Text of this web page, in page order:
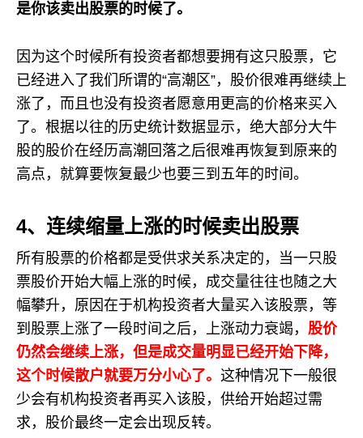
是你该卖出股票的时候了。
因为这个时候所有投资者都想要拥有这只股票，它
已经进入了我们所谓的“高潮区”，股价很难再继续上
涨了，而且也没有投资者愿意用更高的价格来买入
了。根据以往的历史统计数据显示，绝大部分大牛
股的股价在经历高潮回落之后很难再恢复到原来的
高点，就算要恢复最少也要三到五年的时间。
4、连续缩量上涨的时候卖出股票
所有股票的价格都是受供求关系决定的，当一只股
票股价开始大幅上涨的时候，成交量往往也随之大
幅攀升，原因在于机构投资者大量买入该股票，等
到股票上涨了一段时间之后，上涨动力衰竭， 股价
仍然会继续上涨，但是成交量明显已经开始下降，
这个时候散户就要万分小心了。 这种情况下一般很
少会有机构投资者再买入该股，供给开始超过需
求，股价最终一定会出现反转。